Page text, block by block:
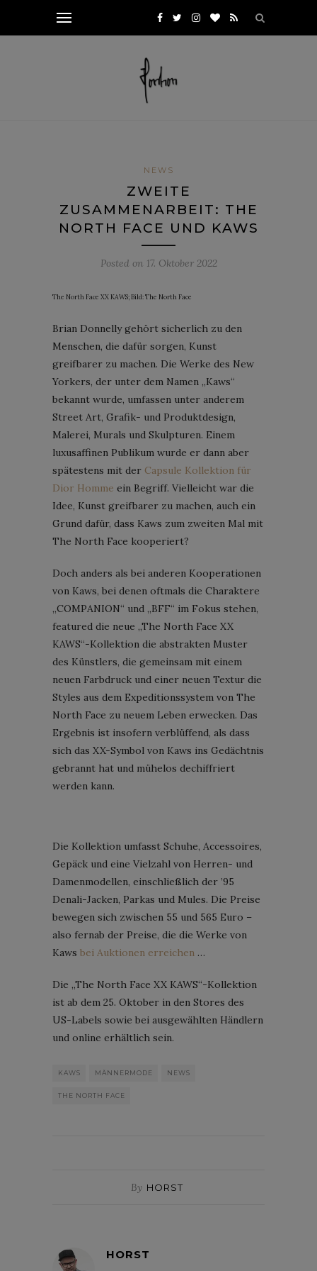
NEWS
ZWEITE
ZUSAMMENARBEIT: THE
NORTH FACE UND KAWS
Posted on 17. Oktober 2022
The North Face XX KAWS; Bild: The North Face
Brian Donnelly gehört sicherlich zu den
Menschen, die dafür sorgen, Kunst
greifbarer zu machen. Die Werke des New
Yorkers, der unter dem Namen „Kaws“
bekannt wurde, umfassen unter anderem
Street Art, Grafik- und Produktdesign,
Malerei, Murals und Skulpturen. Einem
luxusaffinen Publikum wurde er dann aber
spätestens mit der Capsule Kollektion für
Dior Homme ein Begriff. Vielleicht war die
Idee, Kunst greifbarer zu machen, auch ein
Grund dafür, dass Kaws zum zweiten Mal mit
The North Face kooperiert?
Doch anders als bei anderen Kooperationen
von Kaws, bei denen oftmals die Charaktere
„COMPANION“ und „BFF“ im Fokus stehen,
featured die neue „The North Face XX
KAWS“-Kollektion die abstrakten Muster
des Künstlers, die gemeinsam mit einem
neuen Farbdruck und einer neuen Textur die
Styles aus dem Expeditionssystem von The
North Face zu neuem Leben erwecken. Das
Ergebnis ist insofern verblüffend, als dass
sich das XX-Symbol von Kaws ins Gedächtnis
gebrannt hat und mühelos dechiffriert
werden kann.
Die Kollektion umfasst Schuhe, Accessoires,
Gepäck und eine Vielzahl von Herren- und
Damenmodellen, einschließlich der ’95
Denali-Jacken, Parkas und Mules. Die Preise
bewegen sich zwischen 55 und 565 Euro –
also fernab der Preise, die die Werke von
Kaws bei Auktionen erreichen …
Die „The North Face XX KAWS“-Kollektion
ist ab dem 25. Oktober in den Stores des
US-Labels sowie bei ausgewählten Händlern
und online erhältlich sein.
KAWS MÄNNERMODE NEWS
THE NORTH FACE
By HORST
HORST